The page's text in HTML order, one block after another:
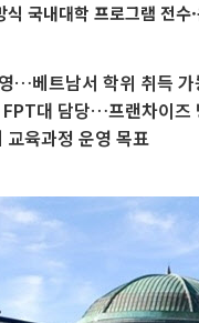
국내대학 프로그램 전수
…베트남서 학위 취득 가
FPT대 담당…프랜차이즈
육과정 운영 목표